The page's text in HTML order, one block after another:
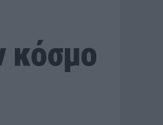
κόσμο